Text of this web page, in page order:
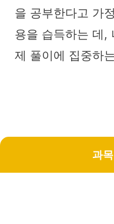
을 공부한다고 가
용을 습득하는 데,
제 풀이에 집중하
과